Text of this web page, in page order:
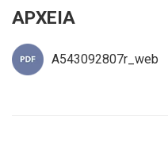
ΑΡΧΕΙΑ
A543092807r_web